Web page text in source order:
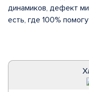
динамиков, дефект
есть, где 100%